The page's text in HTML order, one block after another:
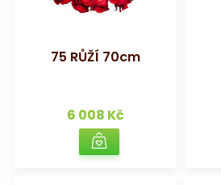
75 RŮŽÍ 70cm
6 008 Kč